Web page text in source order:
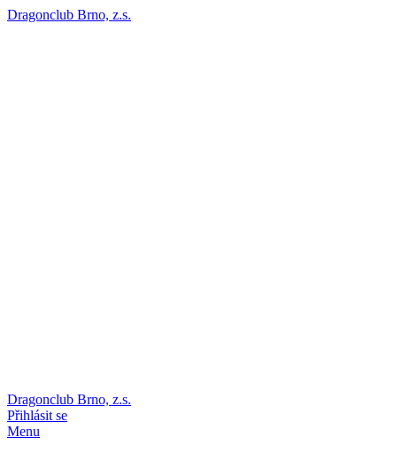
Dragonclub Brno, z.s.
Dragonclub Brno, z.s.
Přihlásit se
Menu